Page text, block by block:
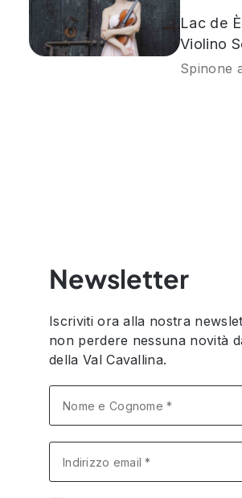
Lac de
Violino
Spinone
Newsletter
Iscriviti ora alla nostra
non perdere nessuna novità
della Val Cavallina.